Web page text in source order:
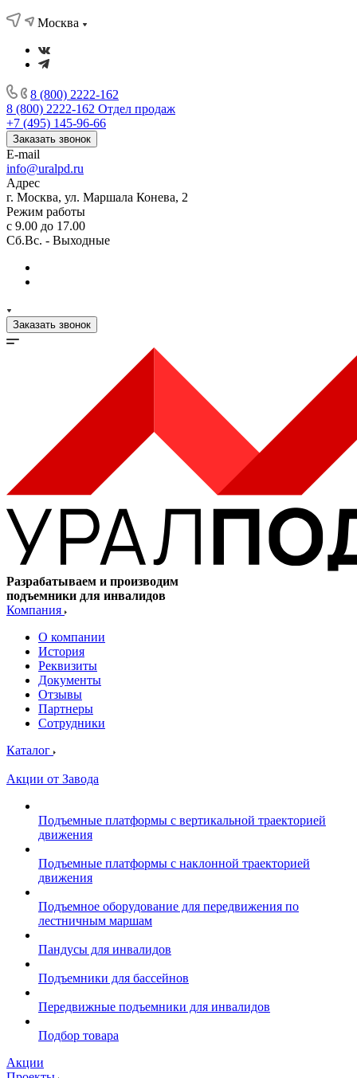
Москва
8 (800) 2222-162
8 (800) 2222-162 Отдел продаж
+7 (495) 145-96-66
Заказать звонок
E-mail
info@uralpd.ru
Адрес
г. Москва, ул. Маршала Конева, 2
Режим работы
с 9.00 до 17.00
Сб.Вс. - Выходные
Заказать звонок
Разрабатываем и производим
подъемники для инвалидов
Компания
О компании
История
Реквизиты
Документы
Отзывы
Партнеры
Сотрудники
Каталог
Акции от Завода
Подъемные платформы с вертикальной траекторией
движения
Подъемные платформы с наклонной траекторией
движения
Подъемное оборудование для передвижения по
лестничным маршам
Пандусы для инвалидов
Подъемники для бассейнов
Передвижные подъемники для инвалидов
Подбор товара
Акции